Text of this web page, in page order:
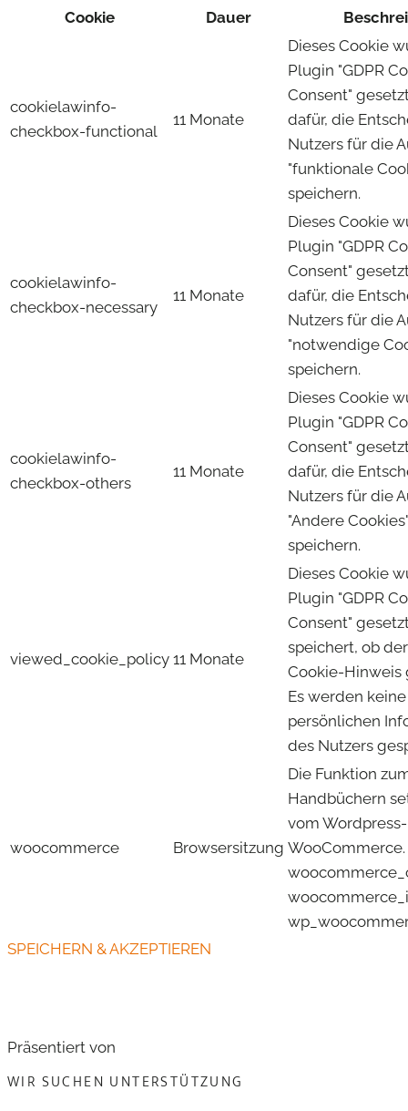
Cookie
Dauer
cookielawinfo-
checkbox-functional
11 Monate
Dieses Cookie
Plugin "GDPR
Consent"
dafür, die
Nutzers für die
"funktionale
speichern.
cookielawinfo-
checkbox-necessary
11 Monate
Dieses Cookie
Plugin "GDPR
Consent"
dafür, die
Nutzers für die
"notwendige
speichern.
cookielawinfo-
checkbox-others
11 Monate
Dieses Cookie
Plugin "GDPR
Consent"
dafür, die
Nutzers für die
"Andere
speichern.
viewed_cookie_policy 11 Monate
Dieses Cookie
Plugin "GDPR
Consent"
speichert, ob
Cookie-Hinweis
Es werden keine
persönlichen
des Nutzers
woocommerce Browsersitzung
Die Funktion
Handbüchern
vom
WooCommerce.
SPEICHERN & AKZEPTIEREN
Präsentiert von
WIR SUCHEN UNTERSTÜTZUNG